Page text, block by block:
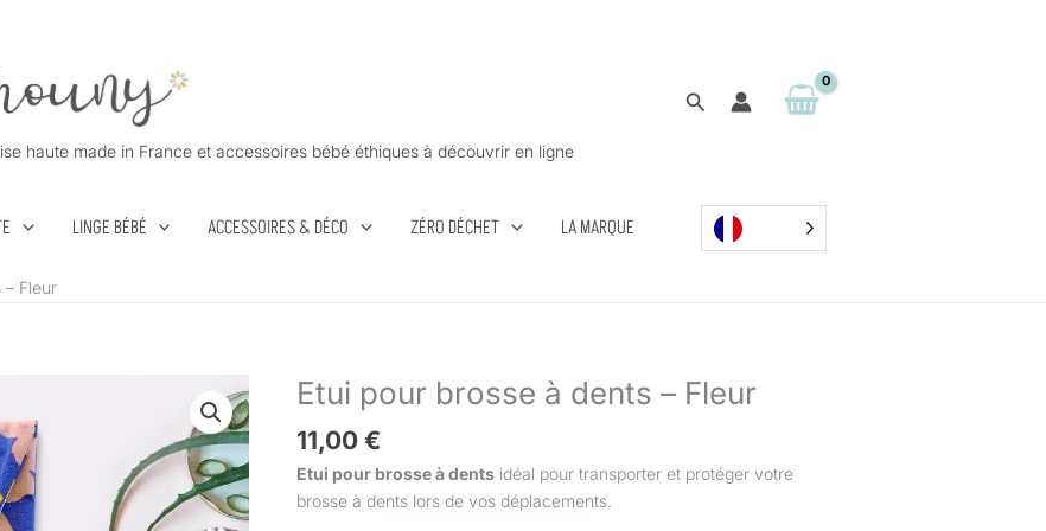
haute made in France et accessoires bébé éthiques à découvrir en ligne
Rechercher
LINGE BÉBÉ ACCESSOIRES & DÉCO ZÉRO DÉCHET LA MARQUE
– Fleur
Etui pour brosse à dents – Fleur
11,00 €
Etui pour brosse à dentsidéal pour transporter et protéger votre
brosse à dents lors de vos déplacements.
quantité
Etui
pour
brosse